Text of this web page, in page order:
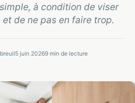
à condition de viser
de ne pas en faire trop.
5 juin 20269 min de lecture